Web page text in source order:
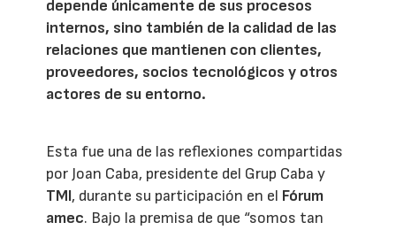
depende únicamente de sus procesos
internos, sino también de la calidad de las
relaciones que mantienen con clientes,
proveedores, socios tecnológicos y otros
actores de su entorno.
Esta fue una de las reflexiones compartidas
por Joan Caba, presidente del Grup Caba y
TMI, durante su participación en el Fórum
amec. Bajo la premisa de que “somos tan